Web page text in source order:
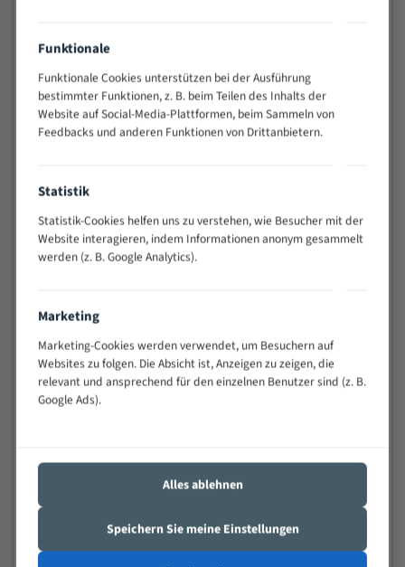
200 -
> 500
0,75/1,25
Vorteile:
Widerstandsfähig gegen Zahnbruch auch bei
schwierigen Werkstücken (Materialmischung,
wechselnde Verbindungslängen)
Sehr geringe Vibration
Technische Beschreibung:
Positiver Spanwinkel
Bandkörper aus hochlegiertem Federstahl
Nichteisenmetalle
Funktionale
Funktionale Cookies unterstützen bei der Ausführung
bestimmter Funktionen, z. B. beim Teilen des Inhalts der
Website auf Social-Media-Plattformen, beim Sammeln von
Feedbacks und anderen Funktionen von Drittanbietern.
Statistik
Statistik-Cookies helfen uns zu verstehen, wie Besucher mit der
Website interagieren, indem Informationen anonym gesammelt
werden (z. B. Google Analytics).
Marketing
Marketing-Cookies werden verwendet, um Besuchern auf
Websites zu folgen. Die Absicht ist, Anzeigen zu zeigen, die
relevant und ansprechend für den einzelnen Benutzer sind (z. B.
Google Ads).
Alles ablehnen
Speichern Sie meine Einstellungen